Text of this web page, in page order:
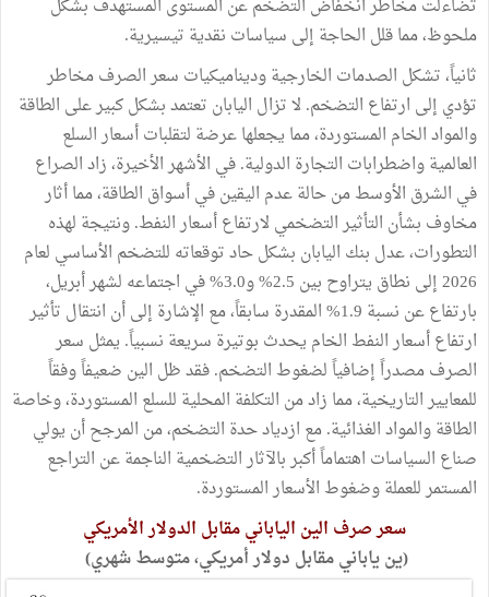
تضاءلت مخاطر انخفاض التضخم عن المستوى المستهدف بشكل
ملحوظ، مما قلل الحاجة إلى سياسات نقدية تيسيرية.
ثانياً، تشكل الصدمات الخارجية وديناميكيات سعر الصرف مخاطر
تؤدي إلى ارتفاع التضخم. لا تزال اليابان تعتمد بشكل كبير على الطاقة
والمواد الخام المستوردة، مما يجعلها عرضة لتقلبات أسعار السلع
العالمية واضطرابات التجارة الدولية. في الأشهر الأخيرة، زاد الصراع
في الشرق الأوسط من حالة عدم اليقين في أسواق الطاقة، مما أثار
مخاوف بشأن التأثير التضخمي لارتفاع أسعار النفط. ونتيجة لهذه
التطورات، عدل بنك اليابان بشكل حاد توقعاته للتضخم الأساسي لعام
2026 إلى نطاق يتراوح بين 2.5% و3.0% في اجتماعه لشهر أبريل،
بارتفاع عن نسبة 1.9% المقدرة سابقاً، مع الإشارة إلى أن انتقال تأثير
ارتفاع أسعار النفط الخام يحدث بوتيرة سريعة نسبياً. يمثل سعر
الصرف مصدراً إضافياً لضغوط التضخم. فقد ظل الين ضعيفاً وفقاً
للمعايير التاريخية، مما زاد من التكلفة المحلية للسلع المستوردة، وخاصة
الطاقة والمواد الغذائية. مع ازدياد حدة التضخم، من المرجح أن يولي
صناع السياسات اهتماماً أكبر بالآثار التضخمية الناجمة عن التراجع
المستمر للعملة وضغوط الأسعار المستوردة.
سعر صرف الين الياباني مقابل الدولار الأمريكي
(ين ياباني مقابل دولار أمريكي، متوسط شهري)